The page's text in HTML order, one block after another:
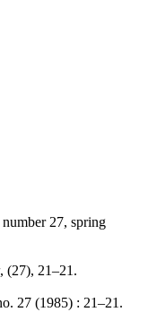
number 27, spring
, (27), 21–21.
27 (1985) : 21–21.